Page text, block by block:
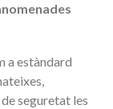
a estàndard
seguretat les